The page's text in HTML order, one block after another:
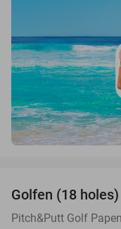
Golfen (18
Pitch&Putt Golf